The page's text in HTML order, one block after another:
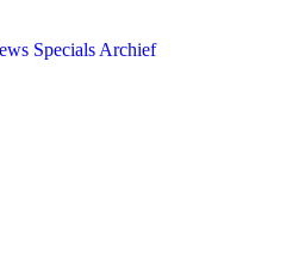
Specials Archief